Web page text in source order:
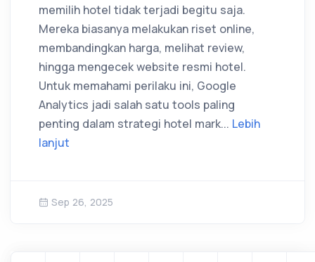
memilih hotel tidak terjadi begitu saja.
Mereka biasanya melakukan riset online,
membandingkan harga, melihat review,
hingga mengecek website resmi hotel.
Untuk memahami perilaku ini, Google
Analytics jadi salah satu tools paling
penting dalam strategi hotel mark... Lebih
lanjut
Sep 26, 2025